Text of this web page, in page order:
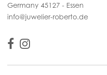
Germany 45127 - Essen
info@juwelier-roberto.de